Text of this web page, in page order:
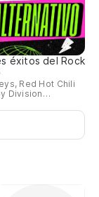
éxitos del Rock
Red Hot Chili
Division…